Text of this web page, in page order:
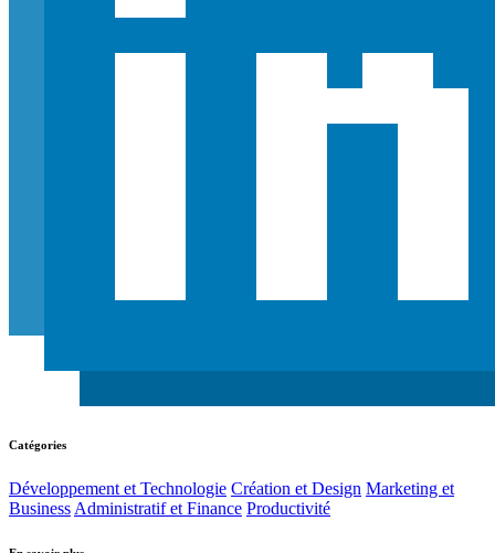
Catégories
Développement et Technologie Création et Design Marketing et
Business Administratif et Finance Productivité